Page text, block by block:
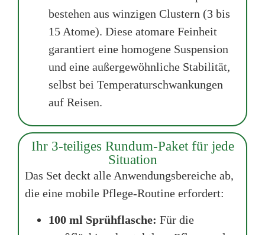
bestehen aus winzigen Clustern (3 bis
15 Atome). Diese atomare Feinheit
garantiert eine homogene Suspension
und eine außergewöhnliche Stabilität,
selbst bei Temperaturschwankungen
auf Reisen.
Ihr 3-teiliges Rundum-Paket für jede
Situation
Das Set deckt alle Anwendungsbereiche ab,
die eine mobile Pflege-Routine erfordert:
100 ml Sprühflasche: Für die